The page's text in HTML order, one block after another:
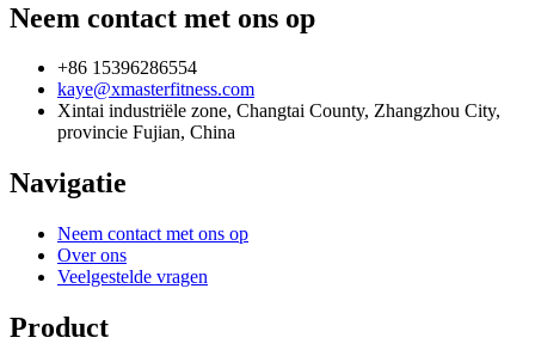
Neem contact met ons op
+86 15396286554
kaye@xmasterfitness.com
Xintai industriële zone, Changtai County, Zhangzhou City,
provincie Fujian, China
Navigatie
Neem contact met ons op
Over ons
Veelgestelde vragen
Product